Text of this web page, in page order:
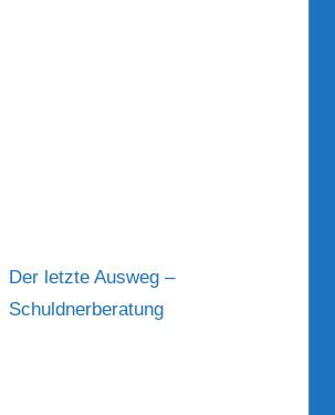
Der letzte Ausweg –
Schuldnerberatung